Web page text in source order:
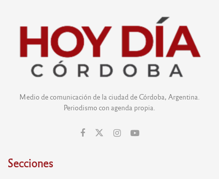
Medio de comunicación de la ciudad de Córdoba, Argentina.
Periodismo con agenda propia.
Secciones